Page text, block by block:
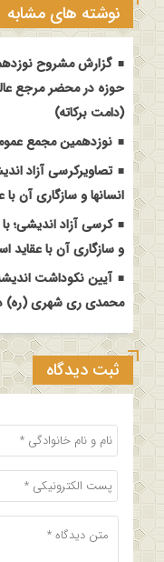
نوشته های مشابه
گزارش مشروح
حوزه در محضر مرجع
(دامت برکاته)
نوزدهمین مجمع
تصاویرکرسی آزاد
انسانها و سازگاری آن
کرسی آزاد اندیشی؛
و سازگاری آن با عقاید
آیین نکوداشت
محمدی ری شهری (ره)
ثبت دیدگاه